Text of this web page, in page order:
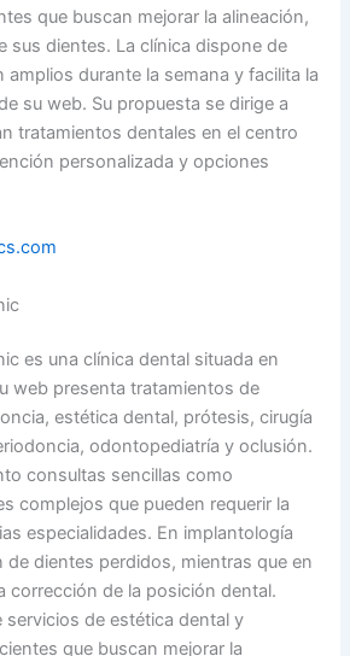
que buscan mejorar la alineación,
sus dientes. La clínica dispone de
amplios durante la semana y facilita la
su web. Su propuesta se dirige a
tratamientos dentales en el centro
personalizada y opciones
es una clínica dental situada en
web presenta tratamientos de
estética dental, prótesis, cirugía
odontopediatría y oclusión.
consultas sencillas como
complejos que pueden requerir la
especialidades. En implantología
de dientes perdidos, mientras que en
corrección de la posición dental.
servicios de estética dental y
que buscan mejorar la